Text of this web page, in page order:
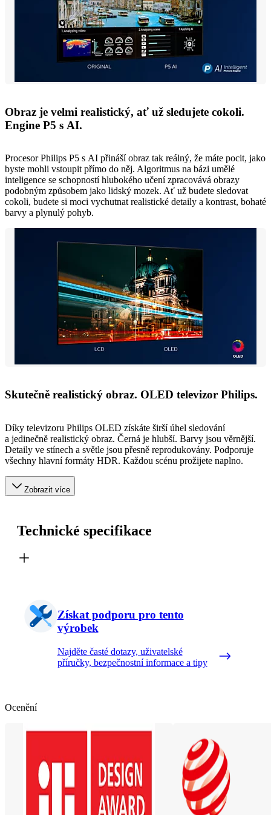
Obraz je velmi realistický, ať už sledujete cokoli.
Engine P5 s AI.
Procesor Philips P5 s AI přináší obraz tak reálný, že máte pocit, jako
byste mohli vstoupit přímo do něj. Algoritmus na bázi umělé
inteligence se schopností hlubokého učení zpracovává obrazy
podobným způsobem jako lidský mozek. Ať už budete sledovat
cokoli, budete si moci vychutnat realistické detaily a kontrast, bohaté
barvy a plynulý pohyb.
Skutečně realistický obraz. OLED televizor Philips.
Díky televizoru Philips OLED získáte širší úhel sledování
a jedinečně realistický obraz. Černá je hlubší. Barvy jsou věrnější.
Detaily ve stínech a světle jsou přesně reprodukovány. Podporuje
všechny hlavní formáty HDR. Každou scénu prožijete naplno.
Zobrazit více
Technické specifikace
Získat podporu pro tento
výrobek
Najděte časté dotazy, uživatelské
příručky, bezpečnostní informace a tipy
Ocenění